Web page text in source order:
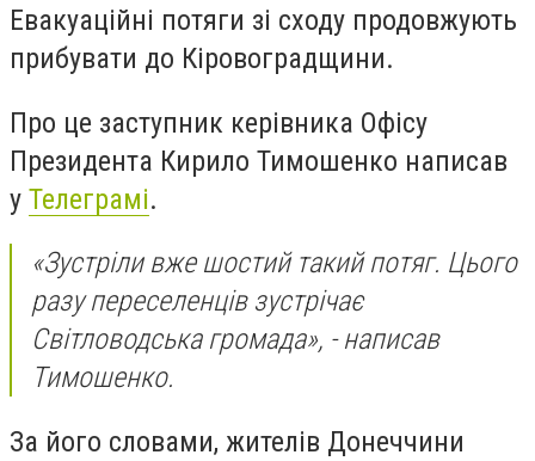
Евакуаційні потяги зі сходу продовжують
прибувати до Кіровоградщини.
Про це заступник керівника Офісу
Президента Кирило Тимошенко написав
у Телеграмі.
«Зустріли вже шостий такий потяг. Цього
разу переселенців зустрічає
Світловодська громада», - написав
Тимошенко.
За його словами, жителів Донеччини